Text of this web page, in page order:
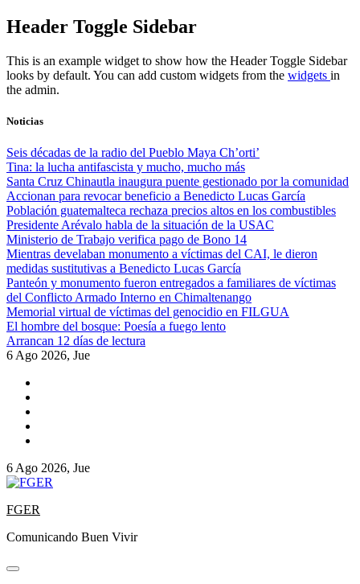
Skip
to
Header Toggle Sidebar
This is an example widget to show how the Header Toggle Sidebar
looks by default. You can add custom widgets from the widgets in
the admin.
Noticias
Seis décadas de la radio del Pueblo Maya Ch’orti’
Tina: la lucha antifascista y mucho, mucho más
Santa Cruz Chinautla inaugura puente gestionado por la comunidad
Accionan para revocar beneficio a Benedicto Lucas García
Población guatemalteca rechaza precios altos en los combustibles
Presidente Arévalo habla de la situación de la USAC
Ministerio de Trabajo verifica pago de Bono 14
Mientras develaban monumento a víctimas del CAI, le dieron
medidas sustitutivas a Benedicto Lucas García
Panteón y monumento fueron entregados a familiares de víctimas
del Conflicto Armado Interno en Chimaltenango
Memorial virtual de víctimas del genocidio en FILGUA
El hombre del bosque: Poesía a fuego lento
Arrancan 12 días de lectura
6 Ago 2026, Jue
6 Ago 2026, Jue
FGER
Comunicando Buen Vivir